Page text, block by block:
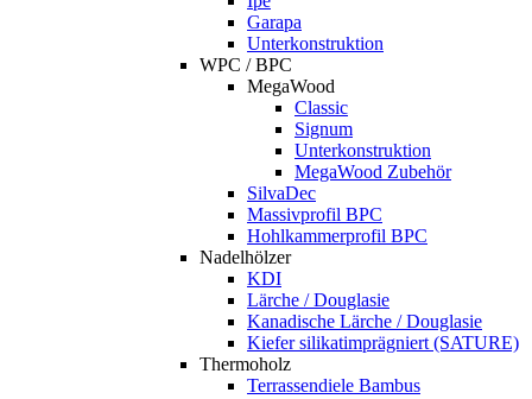
Garapa
Unterkonstruktion
WPC / BPC
MegaWood
Classic
Signum
Unterkonstruktion
MegaWood Zubehör
SilvaDec
Massivprofil BPC
Hohlkammerprofil BPC
Nadelhölzer
KDI
Lärche / Douglasie
Kanadische Lärche / Douglasie
Kiefer silikatimprägniert (SATURE)
Thermoholz
Terrassendiele Bambus